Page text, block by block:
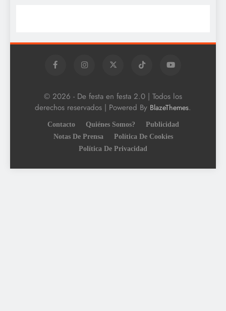
© 2026 - De festa en festa 2.0 | Todos los
derechos reservados | Powered By BlazeThemes.
Contacto Quiénes Somos?
Publicidad
Notas De Prensa
Política De Cookies
Política De Privacidad